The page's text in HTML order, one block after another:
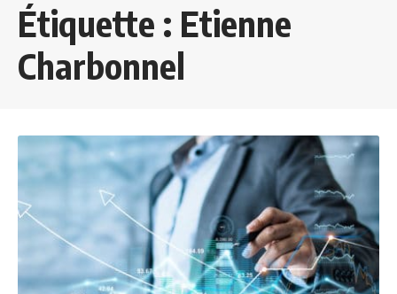
Étiquette : Etienne
Charbonnel